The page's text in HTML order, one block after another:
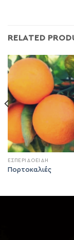
RELATED
ΕΣΠΕΡΙΔΟΕΙΔΗ
Πορτοκαλιές